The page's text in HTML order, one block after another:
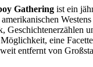
Gathering ist ein
Geschichtenerzählen
eine
entfernt von